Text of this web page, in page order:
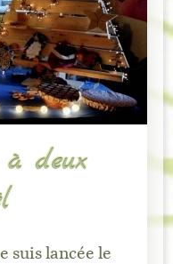
à deux
suis lancée le